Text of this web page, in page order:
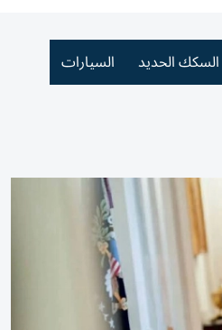
السكك الحديد السيارات